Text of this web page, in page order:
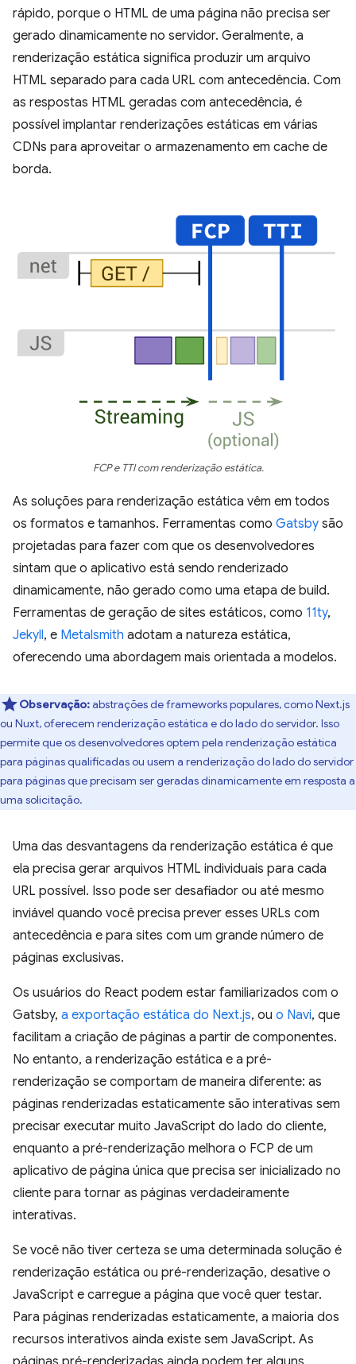
rápido, porque o HTML de uma página não precisa ser
gerado dinamicamente no servidor. Geralmente, a
renderização estática significa produzir um arquivo
HTML separado para cada URL com antecedência. Com
as respostas HTML geradas com antecedência, é
possível implantar renderizações estáticas em várias
CDNs para aproveitar o armazenamento em cache de
borda.
FCP e TTI com renderização estática.
As soluções para renderização estática vêm em todos
os formatos e tamanhos. Ferramentas como Gatsby são
projetadas para fazer com que os desenvolvedores
sintam que o aplicativo está sendo renderizado
dinamicamente, não gerado como uma etapa de build.
Ferramentas de geração de sites estáticos, como 11ty,
Jekyll, e Metalsmith adotam a natureza estática,
oferecendo uma abordagem mais orientada a modelos.
Observação:abstrações de frameworks populares, como Next.js
ou Nuxt, oferecem renderização estática e do lado do servidor. Isso
permite que os desenvolvedores optem pela renderização estática
para páginas qualificadas ou usem a renderização do lado do servidor
para páginas que precisam ser geradas dinamicamente em resposta a
uma solicitação.
Uma das desvantagens da renderização estática é que
ela precisa gerar arquivos HTML individuais para cada
URL possível. Isso pode ser desafiador ou até mesmo
inviável quando você precisa prever esses URLs com
antecedência e para sites com um grande número de
páginas exclusivas.
Os usuários do React podem estar familiarizados com o
Gatsby, a exportação estática do Next.js, ou o Navi, que
facilitam a criação de páginas a partir de componentes.
No entanto, a renderização estática e a pré-
renderização se comportam de maneira diferente: as
páginas renderizadas estaticamente são interativas sem
precisar executar muito JavaScript do lado do cliente,
enquanto a pré-renderização melhora o FCP de um
aplicativo de página única que precisa ser inicializado no
cliente para tornar as páginas verdadeiramente
interativas.
Se você não tiver certeza se uma determinada solução é
renderização estática ou pré-renderização, desative o
JavaScript e carregue a página que você quer testar.
Para páginas renderizadas estaticamente, a maioria dos
recursos interativos ainda existe sem JavaScript. As